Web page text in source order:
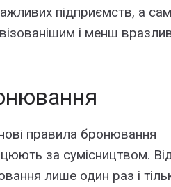
підприємств, а
і менш
правила бронювання
за сумісництвом.
лише один раз і